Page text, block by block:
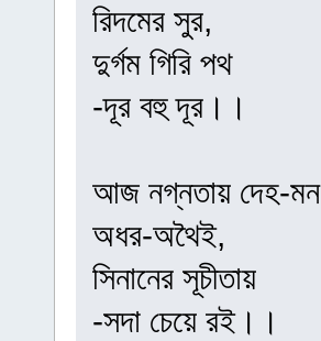
রিদমের সুর,
দুর্গম গিরি পথ
-দূর বহু দূর।।
আজ নগ্নতায় দেহ-মন
অধর-অথৈই,
সিনানের সূচীতায়
-সদা চেয়ে রই।।